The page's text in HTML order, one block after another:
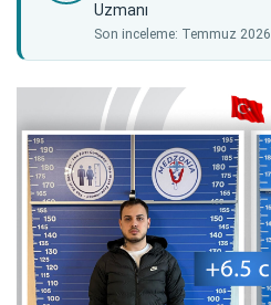
Uzmanı
Son inceleme: Temmuz 2026